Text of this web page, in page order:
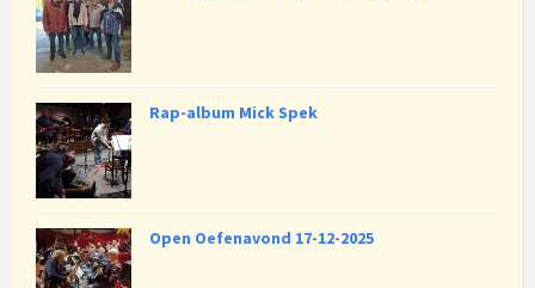
Rap-album Mick Spek
Open Oefenavond 17-12-2025